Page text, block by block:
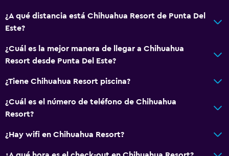
Salud y seguridad
Caja fuerte
Servicios básicos
¿A qué distancia está Chihuahua Resort de Punta Del
Este?
¿Cuál es la mejor manera de llegar a Chihuahua
Resort desde Punta Del Este?
¿Tiene Chihuahua Resort piscina?
¿Cuál es el número de teléfono de Chihuahua
Resort?
¿Hay wifi en Chihuahua Resort?